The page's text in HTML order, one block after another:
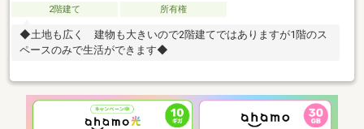
2階建て 所有権
◆土地も広く 建物も大きいので2階建てではありますが1階のス
ペースのみで生活ができます◆